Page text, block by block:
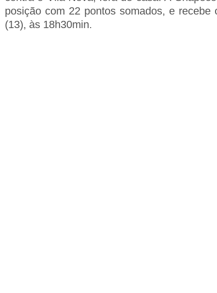
posição com 22 pontos somados, e recebe
(13), às 18h30min.